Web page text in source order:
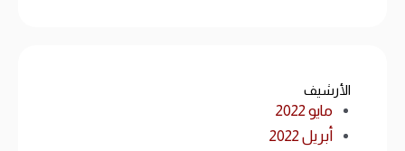
الأرشيف
مايو 2022
أبريل 2022